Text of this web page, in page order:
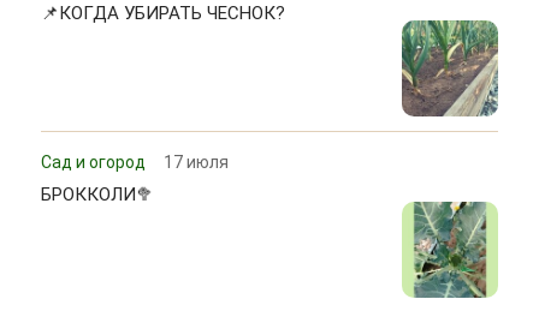
📌КОГДА УБИРАТЬ ЧЕСНОК?
Сад и огород 17 июля
БРОККОЛИ🥦